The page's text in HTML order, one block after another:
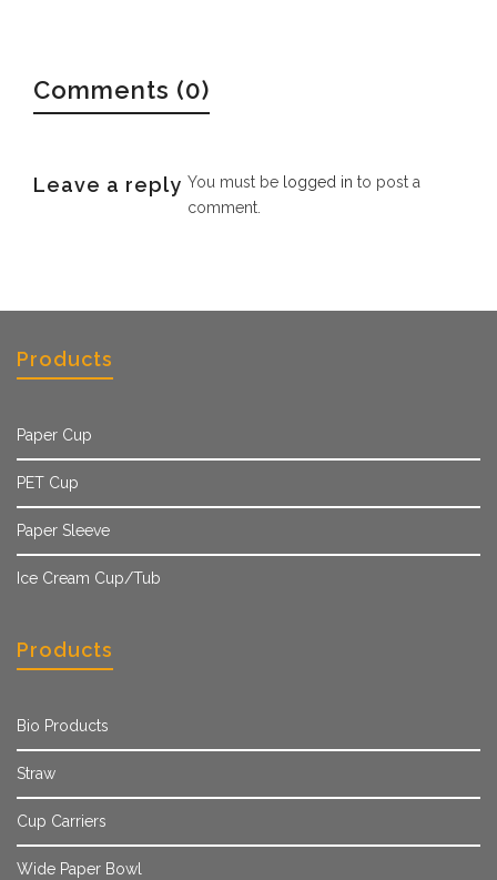
Comments (0)
Leave a reply You must be logged in to post a
comment.
Products
Paper Cup
PET Cup
Paper Sleeve
Ice Cream Cup/Tub
Products
Bio Products
Straw
Cup Carriers
Wide Paper Bowl